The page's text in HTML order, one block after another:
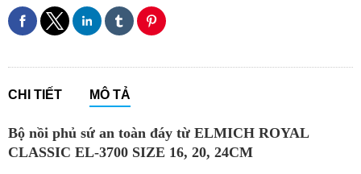
CHI TIẾT MÔ TẢ
Bộ nồi phủ sứ an toàn đáy từ ELMICH ROYAL
CLASSIC EL-3700 SIZE 16, 20, 24CM